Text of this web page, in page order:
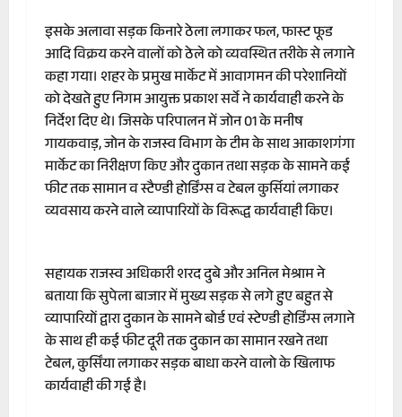
इसके अलावा सड़क किनारे ठेला लगाकर फल, फास्ट फूड
आदि विक्रय करने वालों को ठेले को व्यवस्थित तरीके से लगाने
कहा गया। शहर के प्रमुख मार्केट में आवागमन की परेशानियों
को देखते हुए निगम आयुक्त प्रकाश सर्वे ने कार्यवाही करने के
निर्देश दिए थे। जिसके परिपालन में जोन 01 के मनीष
गायकवाड़, जोन के राजस्व विभाग के टीम के साथ आकाशगंगा
मार्केट का निरीक्षण किए और दुकान तथा सड़क के सामने कई
फीट तक सामान व स्टैण्डी होर्डिंग्स व टेबल कुर्सियां लगाकर
व्यवसाय करने वाले व्यापारियों के विरूद्ध कार्यवाही किए।
सहायक राजस्व अधिकारी शरद दुबे और अनिल मेश्राम ने
बताया कि सुपेला बाजार में मुख्य सड़क से लगे हुए बहुत से
व्यापारियों द्वारा दुकान के सामने बोर्ड एवं स्टेण्डी होर्डिंग्स लगाने
के साथ ही कई फीट दूरी तक दुकान का सामान रखने तथा
टेबल, कुर्सिंया लगाकर सड़क बाधा करने वालो के खिलाफ
कार्यवाही की गई है।